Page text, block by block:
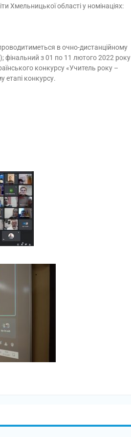
Хмельницької області у номінаціях:
в очно-дистанційному
фінальний з 01 по 11 лютого 2022 року
конкурсу «Учитель року –
етапі конкурсу.